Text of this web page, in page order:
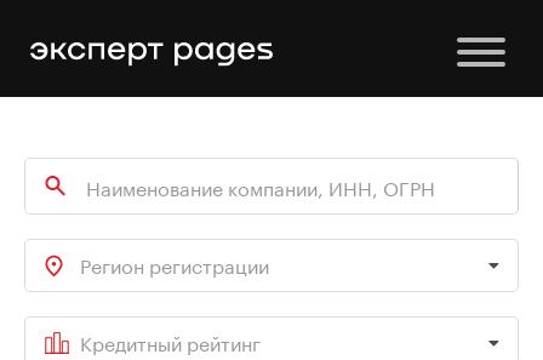
Регион регистрации
Кредитный рейтинг